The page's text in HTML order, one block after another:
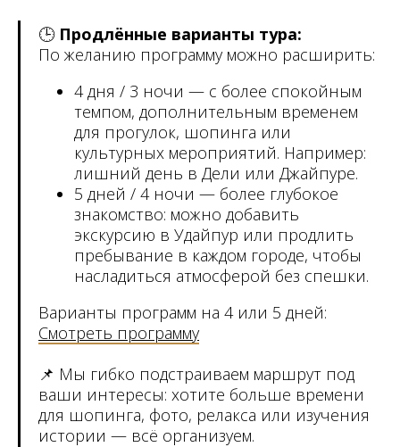
🕒 Продлённые варианты тура:
По желанию программу можно расширить:
4 дня / 3 ночи — с более спокойным
темпом, дополнительным временем
для прогулок, шопинга или
культурных мероприятий. Например:
лишний день в Дели или Джайпуре.
5 дней / 4 ночи — более глубокое
знакомство: можно добавить
экскурсию в Удайпур или продлить
пребывание в каждом городе, чтобы
насладиться атмосферой без спешки.
Варианты программ на 4 или 5 дней:
Смотреть программу
📌 Мы гибко подстраиваем маршрут под
ваши интересы: хотите больше времени
для шопинга, фото, релакса или изучения
истории — всё организуем.